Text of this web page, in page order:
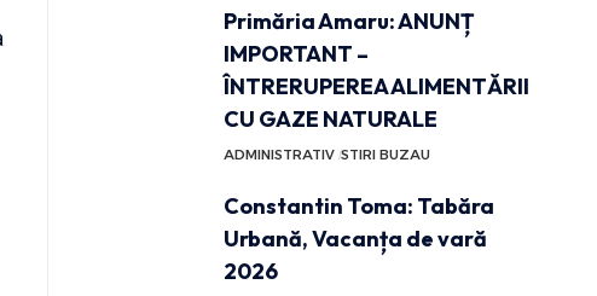
Primăria Amaru: ANUNȚ
IMPORTANT –
ÎNTRERUPEREA ALIMENTĂRII
CU GAZE NATURALE
ADMINISTRATIV STIRI BUZAU
Constantin Toma: Tabăra
Urbană, Vacanța de vară
2026